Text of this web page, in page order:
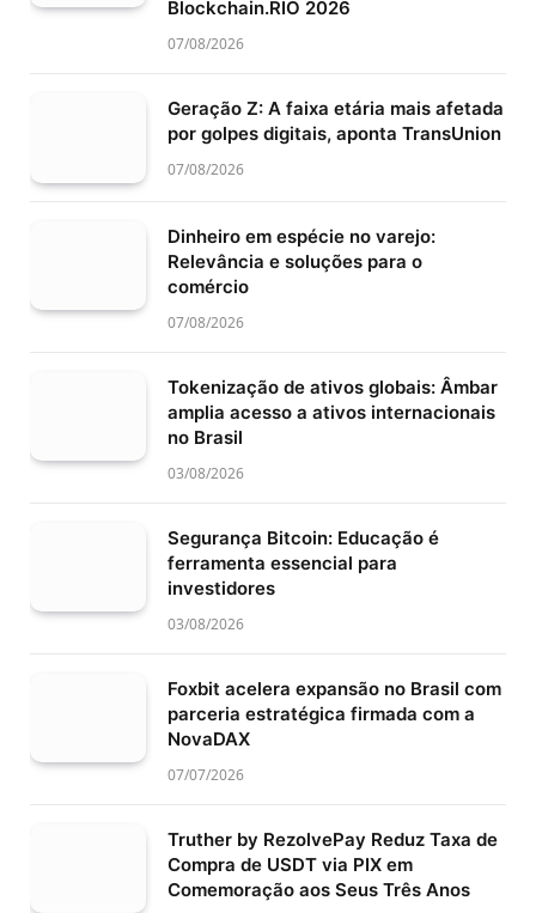
Blockchain.RIO 2026
07/08/2026
Geração Z: A faixa etária mais afetada
por golpes digitais, aponta TransUnion
07/08/2026
Dinheiro em espécie no varejo:
Relevância e soluções para o
comércio
07/08/2026
Tokenização de ativos globais: Âmbar
amplia acesso a ativos internacionais
no Brasil
03/08/2026
Segurança Bitcoin: Educação é
ferramenta essencial para
investidores
03/08/2026
Foxbit acelera expansão no Brasil com
parceria estratégica firmada com a
NovaDAX
07/07/2026
Truther by RezolvePay Reduz Taxa de
Compra de USDT via PIX em
Comemoração aos Seus Três Anos